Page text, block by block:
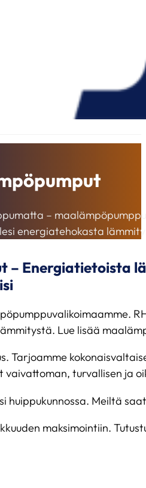
–
energiatehokasta
– Energiatietoista
Lue lisää
Tarjoamme
vaivattoman, turvallisen ja
huippukunnossa. Meiltä
maksimointiin.